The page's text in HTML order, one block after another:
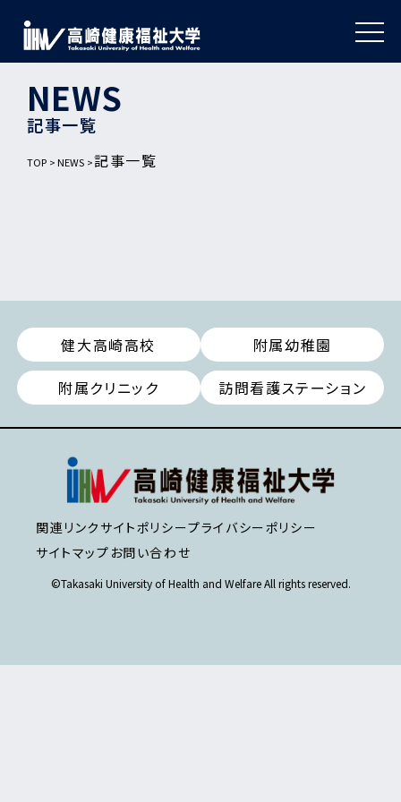
NEWS
記事一覧
TOP NEWS 記事一覧
健大高崎高校
附属幼稚園
附属クリニック
訪問看護ステーション
関連リンク サイトポリシープライバシーポリシー
サイトマップ お問い合わせ
©Takasaki University of Health and Welfare All rights reserved.